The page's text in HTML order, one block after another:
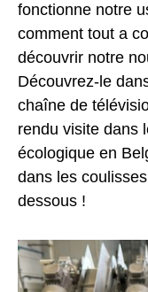
fonctionne notre
comment tout a
découvrir notre
Découvrez-le
chaîne de
rendu visite dans
écologique en
dans les
dessous !